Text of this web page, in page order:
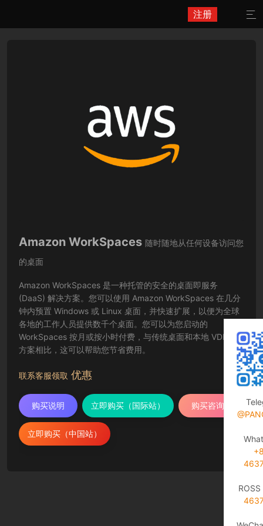
注册 
Amazon WorkSpaces 随时随地从任何设备访问您
的桌面
Amazon WorkSpaces 是一种托管的安全的桌面即服务
(DaaS) 解决方案。您可以使用 Amazon WorkSpaces 在几分
钟内预置 Windows 或 Linux 桌面，并快速扩展，以便为全球
各地的工作人员提供数千个桌面。您可以为您启动的
WorkSpaces 按月或按小时付费，与传统桌面和本地 VDI 解决
方案相比，这可以帮助您节省费用。
联系客服领取 优惠
购买说明 立即购买（国际站） 购买咨询
立即购买（中国站）